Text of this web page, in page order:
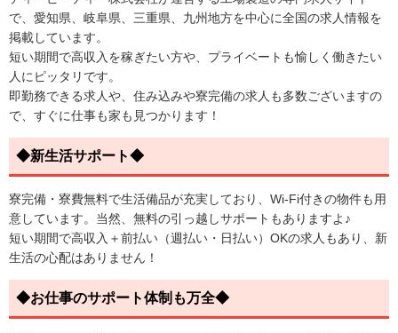
で、愛知県、岐阜県、三重県、九州地方を中心に全国の求人情報を
掲載しています。
短い期間で高収入を稼ぎたい方や、プライベートも愉しく働きたい
人にピッタリです。
即勤務できる求人や、住み込みや寮完備の求人も多数ございますの
で、すぐに仕事も家も見つかります！
◆新生活サポート◆
寮完備・寮費無料で生活備品が充実しており、Wi-Fi付きの物件も用
意しています。当然、無料の引っ越しサポートもありますよ♪
短い期間で高収入＋前払い（週払い・日払い）OKの求人もあり、新
生活の心配はありません！
◆お仕事のサポート体制も万全◆